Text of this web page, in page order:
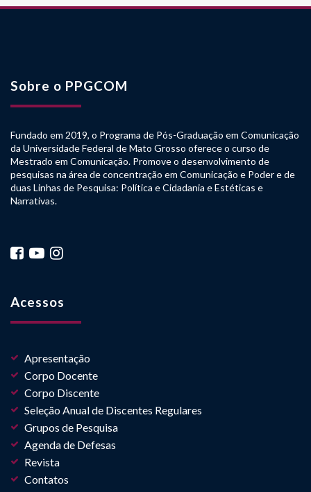
Sobre o PPGCOM
Fundado em 2019, o Programa de Pós-Graduação em Comunicação
da Universidade Federal de Mato Grosso oferece o curso de
Mestrado em Comunicação. Promove o desenvolvimento de
pesquisas na área de concentração em Comunicação e Poder e de
duas Linhas de Pesquisa: Política e Cidadania e Estéticas e
Narrativas.
Acessos
Apresentação
Corpo Docente
Corpo Discente
Seleção Anual de Discentes Regulares
Grupos de Pesquisa
Agenda de Defesas
Revista
Contatos